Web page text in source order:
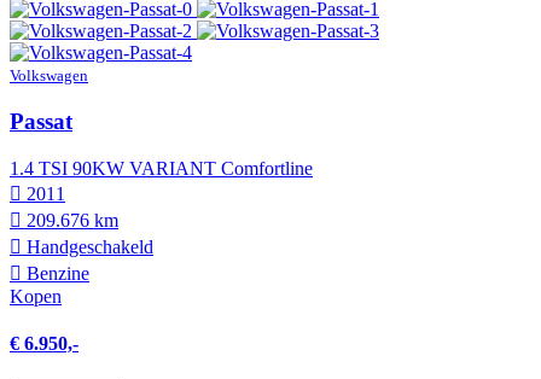
Volkswagen
Passat
1.4 TSI 90KW VARIANT Comfortline
2011
209.676 km
Hand­geschakeld
Benzine
Kopen
€ 6.950,-